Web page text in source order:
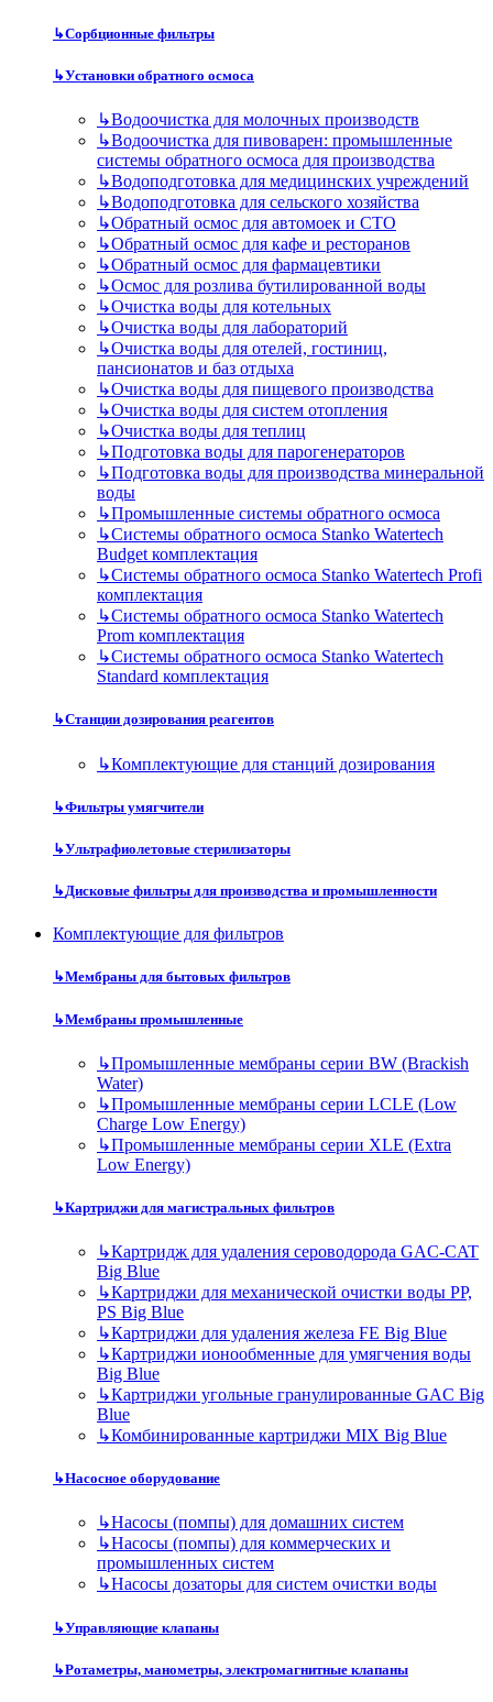
↳Сорбционные фильтры
↳Установки обратного осмоса
↳Водоочистка для молочных производств
↳Водоочистка для пивоварен: промышленные
системы обратного осмоса для производства
↳Водоподготовка для медицинских учреждений
↳Водоподготовка для сельского хозяйства
↳Обратный осмос для автомоек и СТО
↳Обратный осмос для кафе и ресторанов
↳Обратный осмос для фармацевтики
↳Осмос для розлива бутилированной воды
↳Очистка воды для котельных
↳Очистка воды для лабораторий
↳Очистка воды для отелей, гостиниц,
пансионатов и баз отдыха
↳Очистка воды для пищевого производства
↳Очистка воды для систем отопления
↳Очистка воды для теплиц
↳Подготовка воды для парогенераторов
↳Подготовка воды для производства минеральной
воды
↳Промышленные системы обратного осмоса
↳Системы обратного осмоса Stanko Watertech
Budget комплектация
↳Системы обратного осмоса Stanko Watertech Profi
комплектация
↳Системы обратного осмоса Stanko Watertech
Prom комплектация
↳Системы обратного осмоса Stanko Watertech
Standard комплектация
↳Станции дозирования реагентов
↳Комплектующие для станций дозирования
↳Фильтры умягчители
↳Ультрафиолетовые стерилизаторы
↳Дисковые фильтры для производства и промышленности
Комплектующие для фильтров
↳Мембраны для бытовых фильтров
↳Мембраны промышленные
↳Промышленные мембраны серии BW (Brackish
Water)
↳Промышленные мембраны серии LCLE (Low
Charge Low Energy)
↳Промышленные мембраны серии XLE (Extra
Low Energy)
↳Картриджи для магистральных фильтров
↳Картридж для удаления сероводорода GAC-CAT
Big Blue
↳Картриджи для механической очистки воды PP,
PS Big Blue
↳Картриджи для удаления железа FE Big Blue
↳Картриджи ионообменные для умягчения воды
Big Blue
↳Картриджи угольные гранулированные GAC Big
Blue
↳Комбинированные картриджи MIX Big Blue
↳Насосное оборудование
↳Насосы (помпы) для домашних систем
↳Насосы (помпы) для коммерческих и
промышленных систем
↳Насосы дозаторы для систем очистки воды
↳Управляющие клапаны
↳Ротаметры, манометры, электромагнитные клапаны